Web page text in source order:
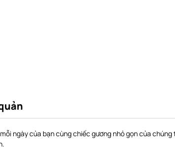
ngày của bạn cùng chiếc gương nhỏ gọn của